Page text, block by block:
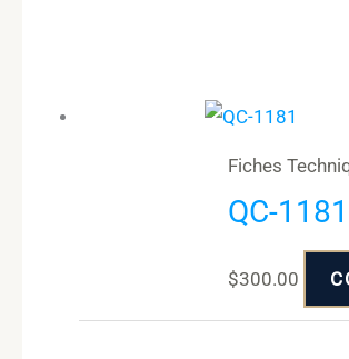
Fiches
QC-1181
$300.00